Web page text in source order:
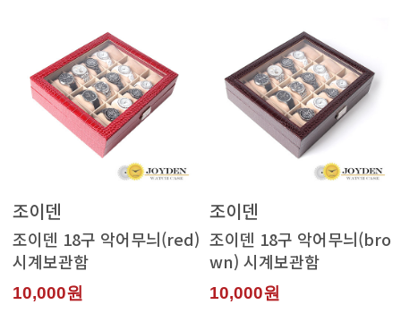
조이덴
시계보관함
10,000원
조이덴
wn) 시계보관함
10,000원